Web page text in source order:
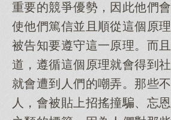
重要的競爭優勢，因此他們
使他們篤信並且順從這個原
被告知要遵守這一原理。而
道，遵循這個原理就會得到
就會遭到人們的嘲弄。那些
人，會被貼上招搖撞騙、忘